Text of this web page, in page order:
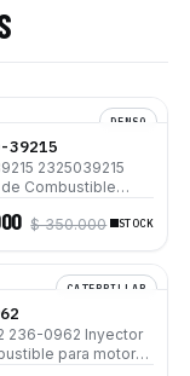
DENSO
39215
2325039215
Combustible
Toyota Hilux y
V6 Motor 1GR-
$ 350.000 STOCK
CATERPILLAR
236-0962 Inyector
para motor